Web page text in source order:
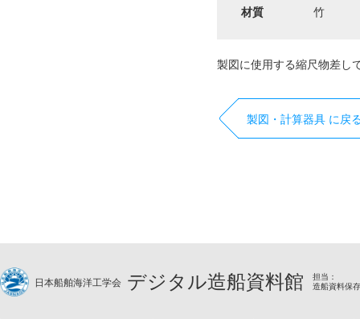
材質
竹
製図に使用する縮尺物差し
製図・計算器具 に戻
日本船舶海洋工学会 デジタル造船資料館
担当：
造船資料保